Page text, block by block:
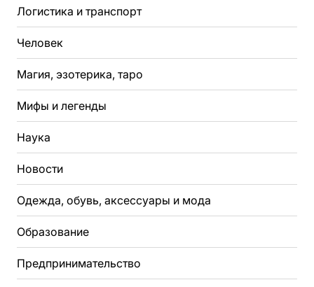
Логистика и транспорт
Человек
Магия, эзотерика, таро
Мифы и легенды
Наука
Новости
Одежда, обувь, аксессуары и мода
Образование
Предпринимательство